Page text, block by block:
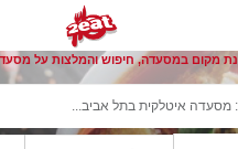
מקום במסעדה, חיפוש והמלצות על